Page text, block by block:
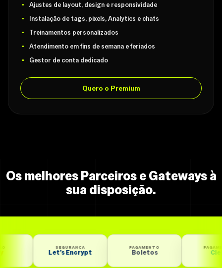
Ajustes de layout, design e responsividade
Instalação de tags, pixels, Analytics e chats
Treinamentos personalizados
Atendimento em fins de semana e feriados
Gestor de conta dedicado
Quero o Premium
Os melhores Parceiros e Gateways à
sua disposição.
SEGURANÇA
Let’s Encrypt
PAGAMENTO
Boletos
PAGAMENTO